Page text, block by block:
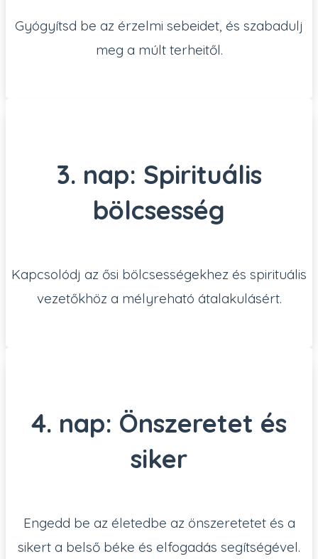
Gyógyítsd be az érzelmi sebeidet, és szabadulj
meg a múlt terheitől.
3. nap: Spirituális
bölcsesség
Kapcsolódj az ősi bölcsességekhez és spirituális
vezetőkhöz a mélyreható átalakulásért.
4. nap: Önszeretet és
siker
Engedd be az életedbe az önszeretetet és a
sikert a belső béke és elfogadás segítségével.